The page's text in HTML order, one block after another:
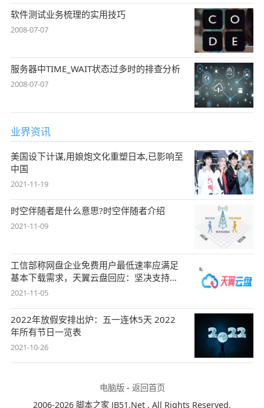
软件测试业务梳理的实用技巧
2008-07-07
服务器中TIME_WAIT状态过多时的排查分析
2008-07-07
业界资讯
美国设下计谋,用娘炮文化重塑日本,已影响至
中国
2021-11-19
时空伴随者是什么意思?时空伴随者介绍
2021-11-09
工信部称网盘企业免费用户最低速率应满足
基本下载需求，天翼云盘回应：坚决支持，
始终
2021-11-05
2022年放假安排出炉：五一连休5天 2022
年所有节日一览表
2021-10-26
电脑版- 返回首页
2006-2026 脚本之家 JB51.Net , All Rights Reserved.